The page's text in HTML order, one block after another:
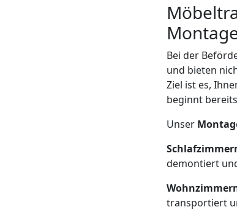
Bei der
und bieten
Ziel ist es,
beginnt
Unser
demontiert
transportiert